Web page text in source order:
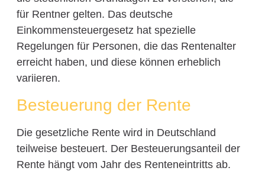
für Rentner gelten. Das deutsche
Einkommensteuergesetz hat spezielle
Regelungen für Personen, die das Rentenalter
erreicht haben, und diese können erheblich
variieren.
Besteuerung der Rente
Die gesetzliche Rente wird in Deutschland
teilweise besteuert. Der Besteuerungsanteil der
Rente hängt vom Jahr des Renteneintritts ab.